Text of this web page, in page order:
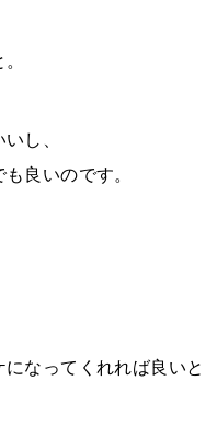
し、
良いのです。
なってくれれば良いと